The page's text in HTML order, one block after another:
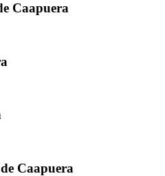
Caapuera
de Caapuera